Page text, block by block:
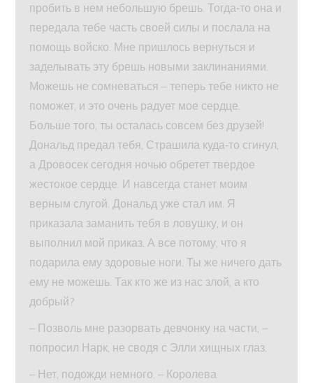
пробить в нем небольшую брешь. Тогда‑то она и
передала тебе часть своей силы и послала на
помощь войско. Мне пришлось вернуться и
заделывать эту брешь новыми заклинаниями.
Можешь не сомневаться – теперь тебе никто не
поможет, и это очень радует мое сердце.
Больше того, ты осталась совсем без друзей!
Дональд предал тебя, Страшила куда‑то сгинул,
а Дровосек сегодня ночью обретет твердое
жестокое сердце. И навсегда станет моим
верным слугой. Дональд уже стал им. Я
приказала заманить тебя в ловушку, и он
выполнил мой приказ. А все потому, что я
подарила ему здоровые ноги. Ты же ничего дать
ему не можешь. Так кто же из нас злой, а кто
добрый?
– Позволь мне разорвать девчонку на части, –
попросил Нарк, не сводя с Элли хищных глаз.
– Нет, подожди немного. – Королева